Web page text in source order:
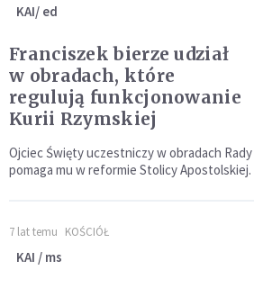
KAI/ ed
Franciszek bierze udział
w obradach, które
regulują funkcjonowanie
Kurii Rzymskiej
Ojciec Święty uczestniczy w obradach
pomaga mu w reformie Stolicy Apostolskiej.
7 lat temu KOŚCIÓŁ
KAI / ms